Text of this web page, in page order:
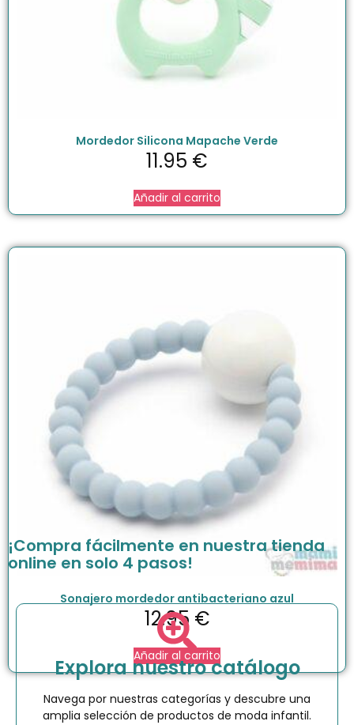
Mordedor Silicona Mapache Verde
11.95 €
Añadir al carrito
Sonajero mordedor antibacteriano azul
12.95 €
Añadir al carrito
¡Compra fácilmente en nuestra tienda
online en solo 4 pasos!
Explora nuestro catálogo
Navega por nuestras categorías y descubre una
amplia selección de productos de moda infantil.